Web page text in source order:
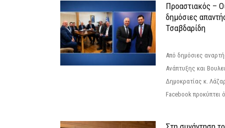
Προαστιακός –
δημόσιες
Τσαβδαρίδη
Από δημόσιες
Ανάπτυξης και
Δημοκρατίας κ.
Facebook προκύπτει